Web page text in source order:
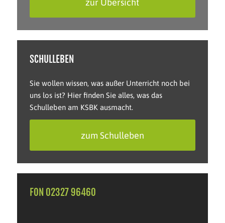
zur Übersicht
SCHULLEBEN
Sie wollen wissen, was außer Unterricht noch bei
uns los ist? Hier finden Sie alles, was das
Schulleben am KSBK ausmacht.
zum Schulleben
FON 02327 96460